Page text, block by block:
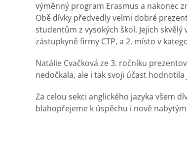
výměnný program Erasmus a nakonec
Obě dívky předvedly velmi dobré
studentům z vysokých škol. Jejich
zástupkyně firmy CTP, a 2. místo v
Natálie Cvačková ze 3. ročníku
nedočkala, ale i tak svoji účast
Za celou sekci anglického jazyka všem
blahopřejeme k úspěchu i nově